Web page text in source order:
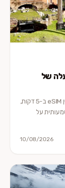
של
טיול לאיטליה דורש תכנון דיגיטלי חכם. גלו איך להתקין eSIM ב-5 דקות,
על
10/08/2026